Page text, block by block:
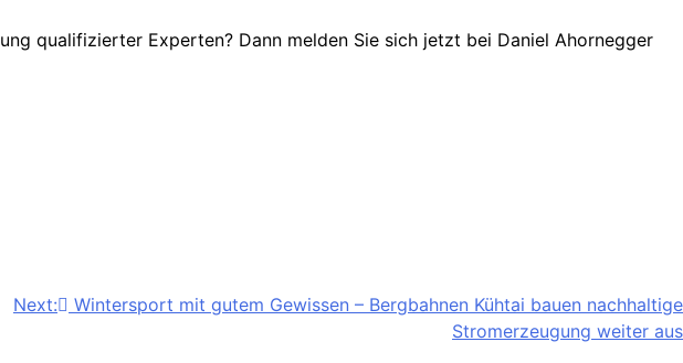
qualifizierter Experten? Dann melden Sie sich jetzt bei Daniel Ahornegger
Next:
Wintersport mit gutem Gewissen – Bergbahnen Kühtai bauen nachhaltige
Stromerzeugung weiter aus